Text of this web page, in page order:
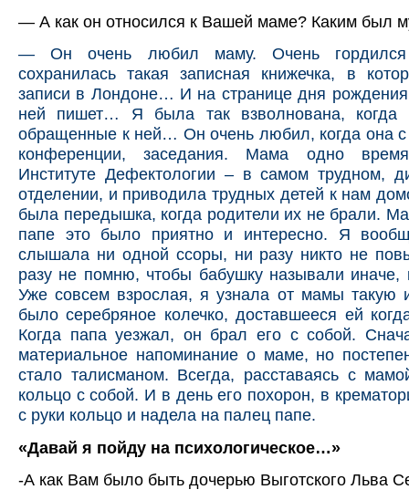
— А как он относился к Вашей маме? Каким был
— Он очень любил маму. Очень
сохранилась такая записная книжечка, в
записи в Лондоне… И на странице дня
ней пишет… Я была так взволнована, когда
обращенные к ней… Он очень любил, когда она
конференции, заседания. Мама одно
Институте Дефектологии – в самом трудном,
отделении, и приводила трудных детей к нам
была передышка, когда родители их не брали.
папе это было приятно и интересно. Я
слышала ни одной ссоры, ни разу никто не
разу не помню, чтобы бабушку называли иначе,
Уже совсем взрослая, я узнала от мамы такую
было серебряное колечко, доставшееся ей
Когда папа уезжал, он брал его с собой.
материальное напоминание о маме, но
стало талисманом. Всегда, расставаясь с
кольцо с собой. И в день его похорон, в
с руки кольцо и надела на палец папе.
«Давай я пойду на психологическое…»
-А как Вам было быть дочерью Выготского Льва